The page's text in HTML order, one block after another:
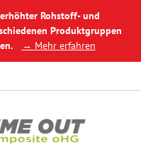
Rohstoff- und
Produktgruppen
→ Mehr erfahren